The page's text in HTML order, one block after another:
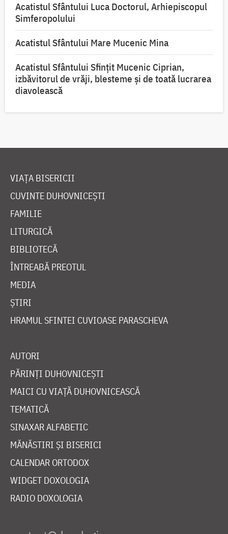
Acatistul Sfântului Luca Doctorul, Arhiepiscopul
Simferopolului
Acatistul Sfântului Mare Mucenic Mina
Acatistul Sfântului Sfințit Mucenic Ciprian,
izbăvitorul de vrăji, blesteme și de toată lucrarea
diavolească
VIAȚA BISERICII
CUVINTE DUHOVNICEȘTI
FAMILIE
LITURGICĂ
BIBLIOTECĂ
ÎNTREABĂ PREOTUL
MEDIA
ȘTIRI
HRAMUL SFINTEI CUVIOASE PARASCHEVA
AUTORI
PĂRINȚI DUHOVNICEȘTI
MAICI CU VIAȚĂ DUHOVNICEASCĂ
TEMATICĂ
SINAXAR ALFABETIC
MĂNĂSTIRI ȘI BISERICI
CALENDAR ORTODOX
WIDGET DOXOLOGIA
RADIO DOXOLOGIA